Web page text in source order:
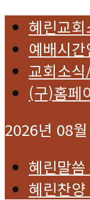
혜린교회
예배시간
교회소
(구)홈페
2026년 08
혜린말
혜린찬